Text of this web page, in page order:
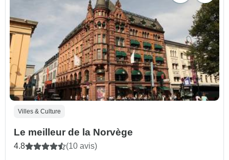
Villes & Culture
Le meilleur de la Norvège
4.8 (10 avis)